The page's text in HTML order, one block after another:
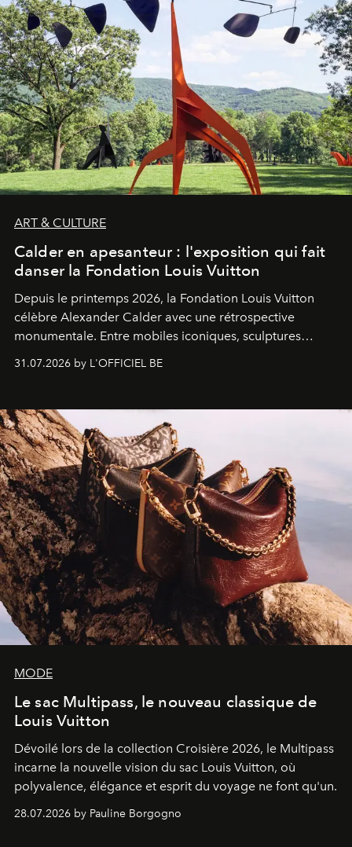
ART & CULTURE
Calder en apesanteur : l'exposition qui fait
danser la Fondation Louis Vuitton
Depuis le printemps 2026, la Fondation Louis Vuitton
célèbre Alexander Calder avec une rétrospective
monumentale. Entre mobiles iconiques, sculptures
monumentales et poésie du mouvement, l'artiste
américain investit les espaces imaginés par Frank Gehry
sculpture.
31.07.2026 by L'OFFICIEL BE
MODE
Le sac Multipass, le nouveau classique de
Louis Vuitton
Dévoilé lors de la collection Croisière 2026, le Multipass
incarne la nouvelle vision du sac Louis Vuitton, où
polyvalence, élégance et esprit du voyage ne font qu'un.
28.07.2026 by Pauline Borgogno